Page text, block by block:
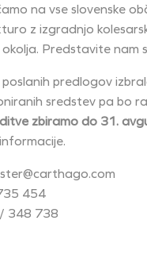
na vse slovenske
zizgradnjo
Predstavite nam
predlogov
sredstev pa bo
zbiramo do 31.
454
348 738